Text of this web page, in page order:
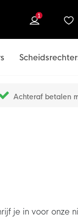
1
Achteraf betalen
je in voor onze